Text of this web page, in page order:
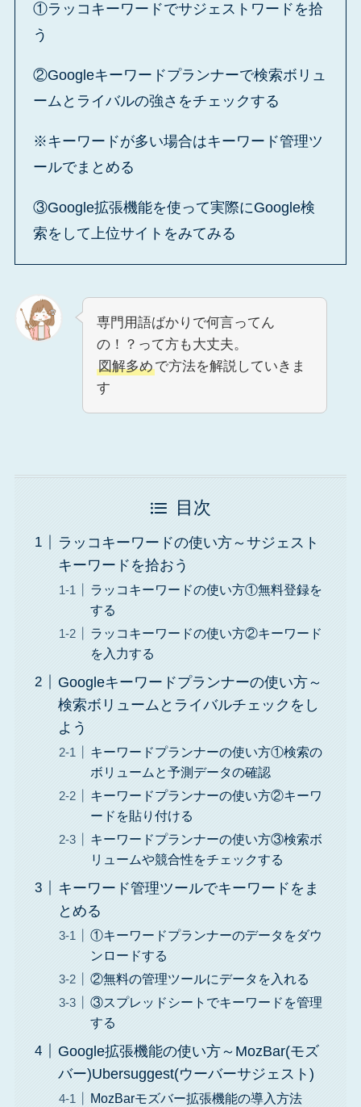
①ラッコキーワードでサジェストワードを拾
う
②Googleキーワードプランナーで検索ボリュ
ームとライバルの強さをチェックする
※キーワードが多い場合はキーワード管理ツ
ールでまとめる
③Google拡張機能を使って実際にGoogle検
索をして上位サイトをみてみる
専門用語ばかりで何言ってん
の！？って方も大丈夫。
図解多めで方法を解説していきま
す
目次
ラッコキーワードの使い方～サジェスト
キーワードを拾おう
ラッコキーワードの使い方①無料登録を
する
ラッコキーワードの使い方②キーワード
を入力する
Googleキーワードプランナーの使い方～
検索ボリュームとライバルチェックをし
よう
キーワードプランナーの使い方①検索の
ボリュームと予測データの確認
キーワードプランナーの使い方②キーワ
ードを貼り付ける
キーワードプランナーの使い方③検索ボ
リュームや競合性をチェックする
キーワード管理ツールでキーワードをま
とめる
①キーワードプランナーのデータをダウ
ンロードする
②無料の管理ツールにデータを入れる
③スプレッドシートでキーワードを管理
する
Google拡張機能の使い方～MozBar(モズ
バー)Ubersuggest(ウーバーサジェスト)
MozBarモズバー拡張機能の導入方法